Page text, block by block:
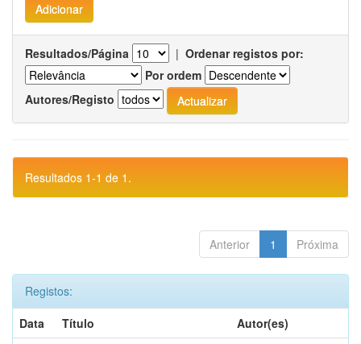
Resultados/Página | Ordenar registos por:
Por ordem
Autores/Registo
Resultados 1-1 de 1.
Anterior 1 Próxima
Registos:
Data
Título
Autor(es)